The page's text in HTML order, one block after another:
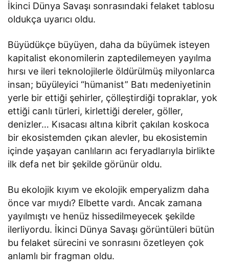
İkinci Dünya Savaşı sonrasındaki felaket tablosu
oldukça uyarıcı oldu.
Büyüdükçe büyüyen, daha da büyümek isteyen
kapitalist ekonomilerin zaptedilemeyen yayılma
hırsı ve ileri teknolojilerle öldürülmüş milyonlarca
insan; büyüleyici “hümanist” Batı medeniyetinin
yerle bir ettiği şehirler, çölleştirdiği topraklar, yok
ettiği canlı türleri, kirlettiği dereler, göller,
denizler… Kısacası altına kibrit çakılan koskoca
bir ekosistemden çıkan alevler, bu ekosistemin
içinde yaşayan canlıların acı feryadlarıyla birlikte
ilk defa net bir şekilde görünür oldu.
Bu ekolojik kıyım ve ekolojik emperyalizm daha
önce var mıydı? Elbette vardı. Ancak zamana
yayılmıştı ve henüz hissedilmeyecek şekilde
ilerliyordu. İkinci Dünya Savaşı görüntüleri bütün
bu felaket sürecini ve sonrasını özetleyen çok
anlamlı bir fragman oldu.